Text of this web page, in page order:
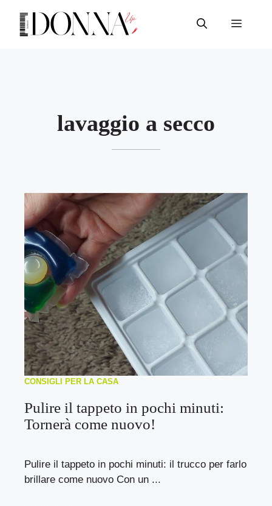
contenuto
Menu
lavaggio a secco
CONSIGLI PER LA CASA
Pulire il tappeto in pochi minuti:
Tornerà come nuovo!
Pulire il tappeto in pochi minuti: il trucco per farlo
brillare come nuovo Con un ...